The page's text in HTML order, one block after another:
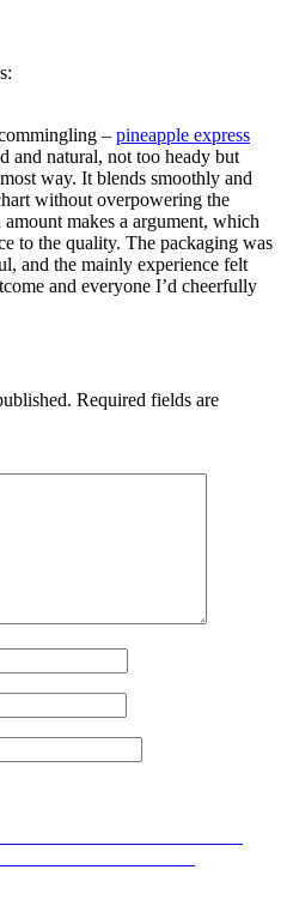
– pineapple express
and natural, not too heady but
way. It blends smoothly and
without overpowering the
makes a argument, which
to the quality. The packaging was
and the mainly experience felt
and everyone I’d cheerfully
Required fields are